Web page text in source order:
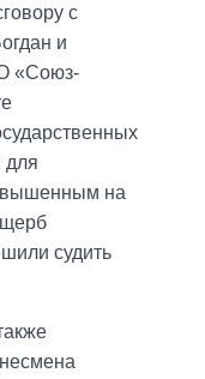
с
и
«Союз-
для
на
судить